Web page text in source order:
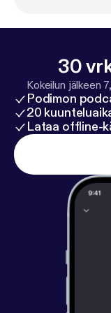
30
Kokeilun jälkeen
Podimon
20
Lataa offline-